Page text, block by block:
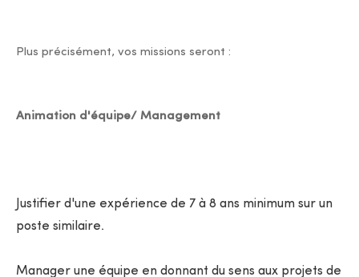
Plus précisément, vos missions seront :
Animation d'équipe/ Management
Justifier d'une expérience de 7 à 8 ans minimum sur un
poste similaire.
Manager une équipe en donnant du sens aux projets de